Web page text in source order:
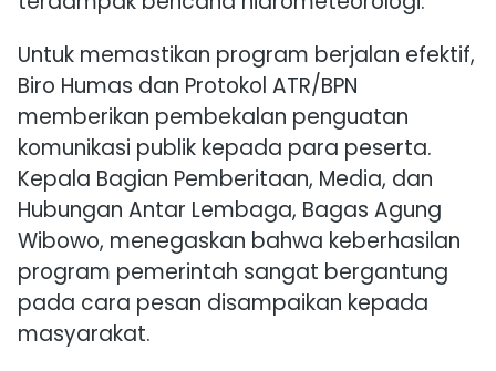
Untuk memastikan program berjalan efektif,
Biro Humas dan Protokol ATR/BPN
memberikan pembekalan penguatan
komunikasi publik kepada para peserta.
Kepala Bagian Pemberitaan, Media, dan
Hubungan Antar Lembaga, Bagas Agung
Wibowo, menegaskan bahwa keberhasilan
program pemerintah sangat bergantung
pada cara pesan disampaikan kepada
masyarakat.